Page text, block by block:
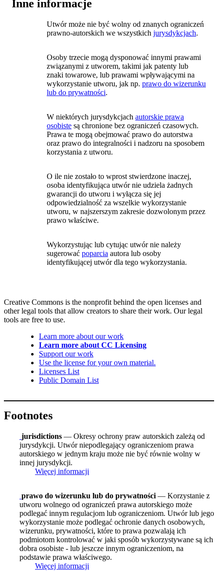
Inne informacje
Utwór może nie być wolny od znanych ograniczeń
prawno-autorskich we wszystkich jurysdykcjach.
Osoby trzecie mogą dysponować innymi prawami
związanymi z utworem, takimi jak patenty lub
znaki towarowe, lub prawami wpływającymi na
wykorzystanie utworu, jak np. prawo do wizerunku
lub do prywatności.
W niektórych jurysdykcjach autorskie prawa
osobiste są chronione bez ograniczeń czasowych.
Prawa te mogą obejmować prawo do autorstwa
oraz prawo do integralności i nadzoru na sposobem
korzystania z utworu.
O ile nie zostało to wprost stwierdzone inaczej,
osoba identyfikująca utwór nie udziela żadnych
gwarancji do utworu i wyłącza się jej
odpowiedzialność za wszelkie wykorzystanie
utworu, w najszerszym zakresie dozwolonym przez
prawo właściwe.
Wykorzystując lub cytując utwór nie należy
sugerować poparcia autora lub osoby
identyfikującej utwór dla tego wykorzystania.
Creative Commons is the nonprofit behind the open licenses and
other legal tools that allow creators to share their work. Our legal
tools are free to use.
Learn more about our work
Learn more about CC Licensing
Support our work
Use the license for your own material.
Licenses List
Public Domain List
Footnotes
jurisdictions — Okresy ochrony praw autorskich zależą od
jurysdykcji. Utwór niepodlegający ograniczeniom prawa
autorskiego w jednym kraju może nie być równie wolny w
innej jurysdykcji.
Więcej informacji
prawo do wizerunku lub do prywatności — Korzystanie z
utworu wolnego od ograniczeń prawa autorskiego może
podlegać innym regulacjom lub ograniczeniom. Utwór lub jego
wykorzystanie może podlegać ochronie danych osobowych,
wizerunku, prywatności, które to prawa pozwalają ich
podmiotom kontrolować w jaki sposób wykorzystywane są ich
dobra osobiste - lub jeszcze innym ograniczeniom, na
podstawie prawa właściwego.
Więcej informacji